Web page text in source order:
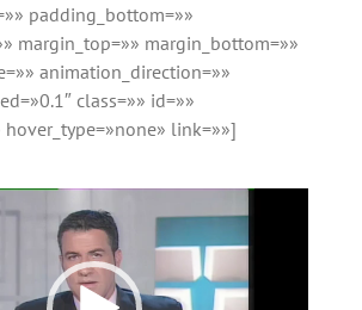
padding_bottom=»»
margin_top=»» margin_bottom=»»
animation_direction=»»
class=»» id=»»
link=»»]